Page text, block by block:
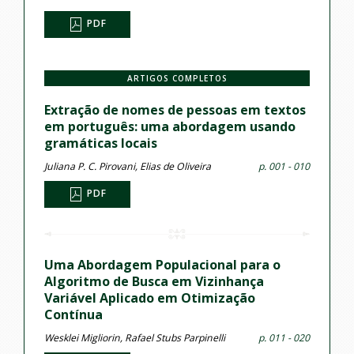
PDF
ARTIGOS COMPLETOS
Extração de nomes de pessoas em textos
em português: uma abordagem usando
gramáticas locais
Juliana P. C. Pirovani, Elias de Oliveira p. 001 - 010
PDF
Uma Abordagem Populacional para o
Algoritmo de Busca em Vizinhança
Variável Aplicado em Otimização
Contínua
Wesklei Migliorin, Rafael Stubs Parpinelli p. 011 - 020